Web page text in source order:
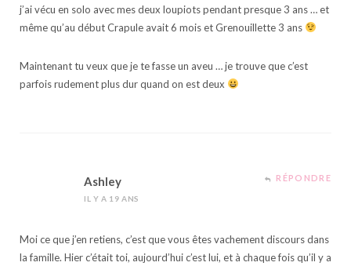
j’ai vécu en solo avec mes deux loupiots pendant presque 3 ans … et
même qu’au début Crapule avait 6 mois et Grenouillette 3 ans
Maintenant tu veux que je te fasse un aveu … je trouve que c’est
parfois rudement plus dur quand on est deux
Ashley
IL Y A 19 ANS
RÉPONDRE
Moi ce que j’en retiens, c’est que vous êtes vachement discours dans
la famille. Hier c’était toi, aujourd’hui c’est lui, et à chaque fois qu’il y a